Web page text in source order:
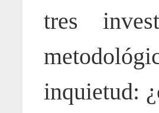
tres
inquietud: